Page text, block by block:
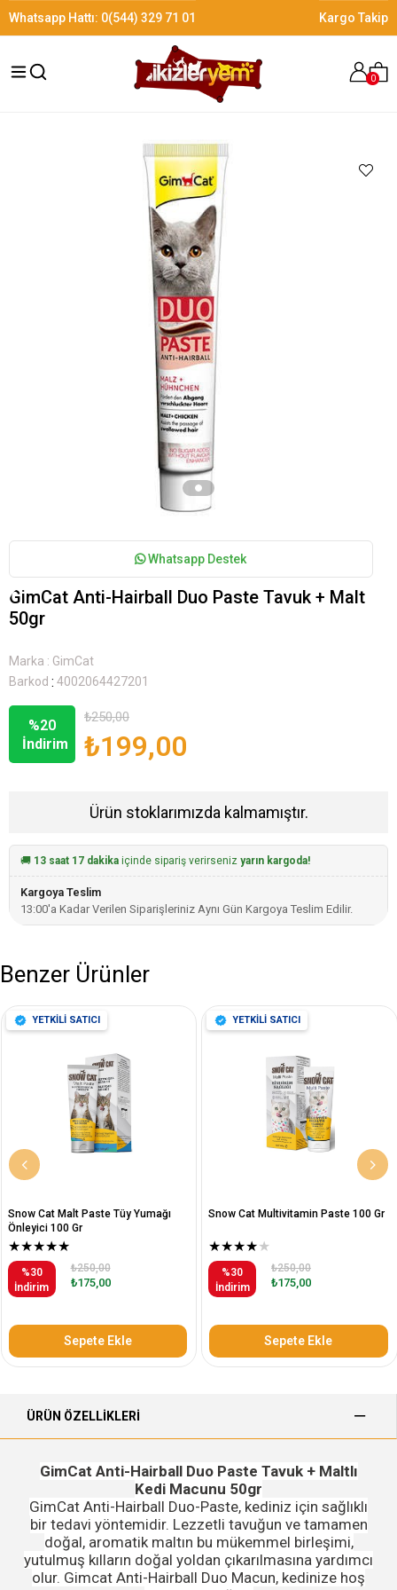
Whatsapp Hattı: 0(544) 329 71 01 Kargo Takip
0
Whatsapp Destek
GimCat Anti-Hairball Duo Paste Tavuk + Malt
50gr
Marka : GimCat
Barkod : 4002064427201
%20
İndirim
₺250,00
₺199,00
Ürün stoklarımızda kalmamıştır.
🚚 13 saat 17 dakika içinde sipariş verirseniz yarın kargoda!
Kargoya Teslim
13:00'a Kadar Verilen Siparişleriniz Aynı Gün Kargoya Teslim Edilir.
Benzer Ürünler
Snow Cat Malt Paste Tüy Yumağı
Önleyici 100 Gr
★★★★★
%30
İndirim
₺175,00
₺250,00
Sepete Ekle
YETKİLİ SATICI
Snow Cat Multivitamin Paste 100 Gr
★★★★★
%30
İndirim
₺175,00
₺250,00
Sepete Ekle
YETKİLİ SATICI
ÜRÜN ÖZELLIKLERI
GimCat Anti-Hairball Duo Paste Tavuk + Maltlı
Kedi Macunu 50gr
GimCat Anti-Hairball Duo-Paste, kediniz için sağlıklı
bir tedavi yöntemidir. Lezzetli tavuğun ve tamamen
doğal, aromatik maltın bu mükemmel birleşimi,
yutulmuş kılların doğal yoldan çıkarılmasına yardımcı
olur. Gimcat Anti-Hairball Duo Macun, kedinize hoş